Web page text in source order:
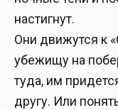
настигнут.
Они движутся к
убежищу на
туда, им
другу. Или